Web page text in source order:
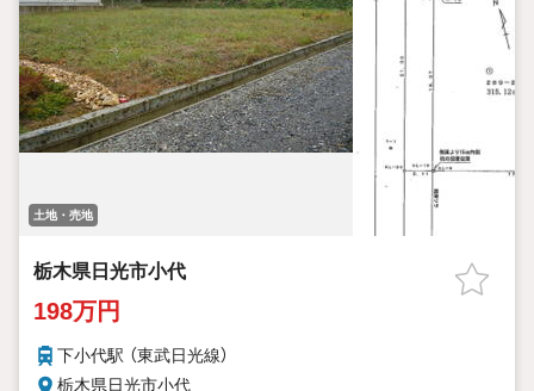
土地・売地
栃木県日光市小代
198万円
下小代駅 （東武日光線）
栃木県日光市小代